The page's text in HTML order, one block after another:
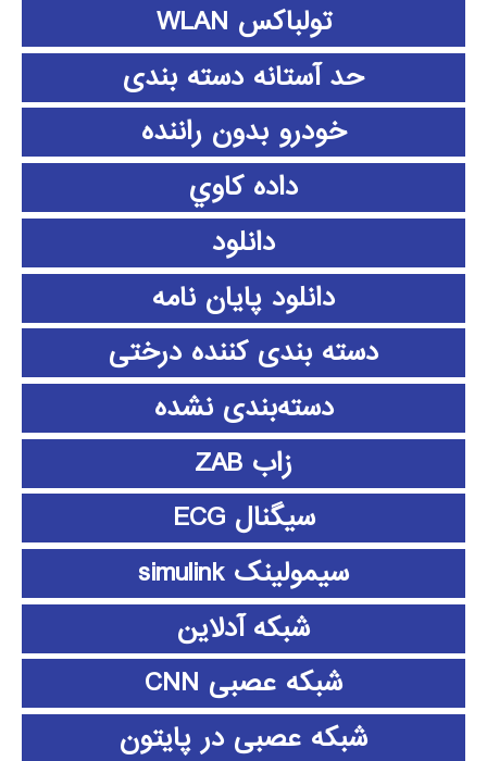
تولباکس WLAN
حد آستانه دسته بندی
خودرو بدون راننده
داده كاوي
دانلود
دانلود پايان نامه
دسته بندی کننده درختی
دسته‌بندی نشده
زاب ZAB
سیگنال ECG
سیمولینک simulink
شبکه آدلاین
شبکه عصبی CNN
شبکه عصبی در پایتون